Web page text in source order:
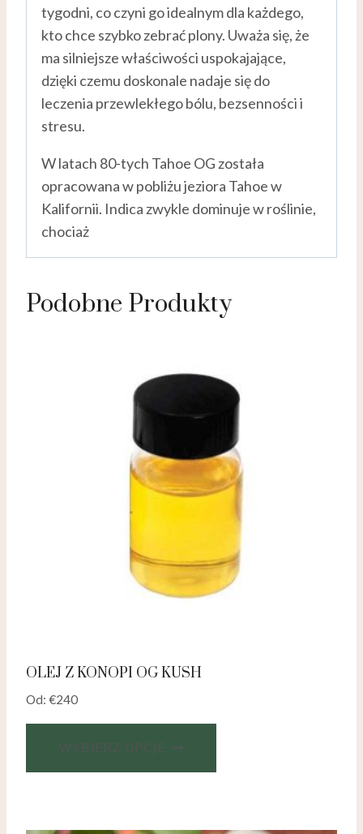
tygodni, co czyni go idealnym dla każdego,
kto chce szybko zebrać plony. Uważa się, że
ma silniejsze właściwości uspokajające,
dzięki czemu doskonale nadaje się do
leczenia przewlekłego bólu, bezsenności i
stresu.
W latach 80-tych Tahoe OG została
opracowana w pobliżu jeziora Tahoe w
Kalifornii. Indica zwykle dominuje w roślinie,
chociaż
Podobne Produkty
OLEJ Z KONOPI OG KUSH
Od: €240
WYBIERZ OPCJE